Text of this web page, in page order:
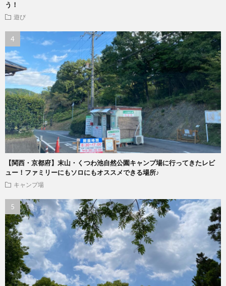
う！
遊び
【関西・京都府】末山・くつわ池自然公園キャンプ場に行ってきたレビ
ュー！ファミリーにもソロにもオススメできる場所♪
キャンプ場